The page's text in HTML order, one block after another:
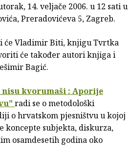
14. veljače 2006. u 12 sati u
Preradovićeva 5, Zagreb.
će Vladimir Biti, knjigu Tvrtka
će također autori knjiga i
Bagić.
kvorumaši : Aporije
radi se o metodološki
o hrvatskom pjesništvu u kojoj
koncepte subjekta, diskurza,
osamdesetih godina oko